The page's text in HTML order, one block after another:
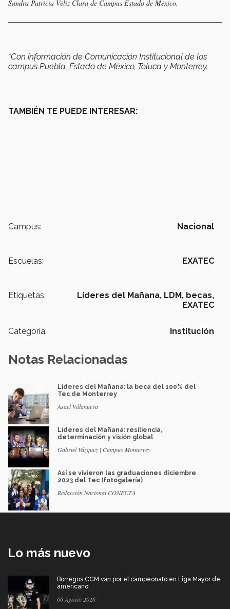
Sandra Patricia Véliz Clara de Campus Estado de México.
*Con información de Comunicación Institucional de los
campus Puebla, Estado de México, Toluca y Monterrey.
TAMBIÉN TE PUEDE INTERESAR:
Campus: Nacional
Escuelas: EXATEC
Etiquetas: Líderes del Mañana, LDM, becas,
EXATEC
Categoría: Institución
Notas Relacionadas
Líderes del Mañana: la beca del 100% del
Tec de Monterrey
Asael Villanueva
Líderes del Mañana: resiliencia,
determinación y visión global
Gabriel Vázquez | Campus Monterrey
Así se vivieron las graduaciones diciembre
2023 del Tec (fotogalería)
Redacción Nacional CONECTA
Lo más nuevo
Borregos CCM van por el campeonato en Liga Mayor de
americano
06 Agosto 2026